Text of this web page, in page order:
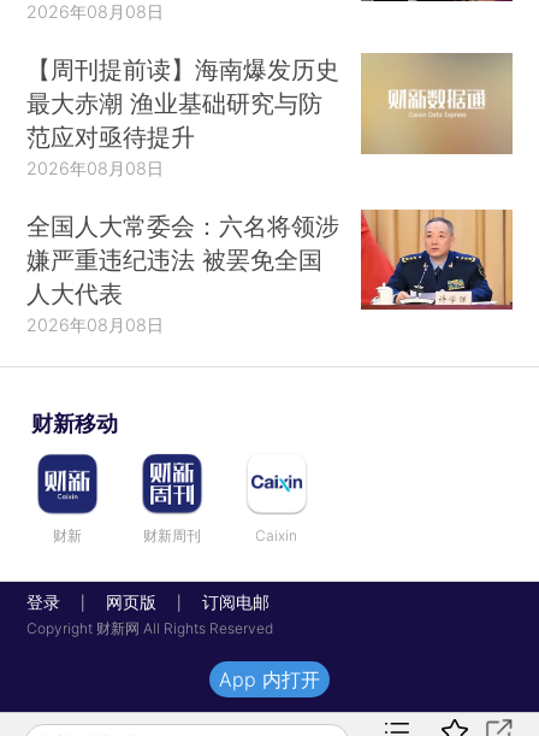
2026年08月08日
【周刊提前读】海南爆发历史
最大赤潮 渔业基础研究与防
范应对亟待提升
2026年08月08日
全国人大常委会：六名将领涉
嫌严重违纪违法 被罢免全国
人大代表
2026年08月08日
财新移动
财新 财新周刊 Caixin
登录 网页版 订阅电邮
Copyright 财新网 All Rights Reserved
App 内打开